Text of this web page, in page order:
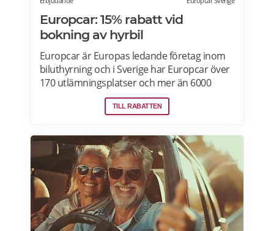
Europcar: 15% rabatt vid
bokning av hyrbil
Europcar är Europas ledande företag inom
biluthyrning och i Sverige har Europcar över
170 utlämningsplatser och mer än 6000
bilar. Ta del av våra aktuella erbjudanden
och läs mer om pensionärsrabatter hos
TILL RABATTEN